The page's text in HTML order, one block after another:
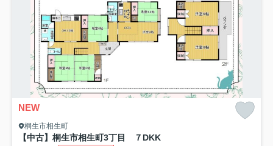
NEW
桐生市相生町
【中古】桐生市相生町3丁目 ７DKK